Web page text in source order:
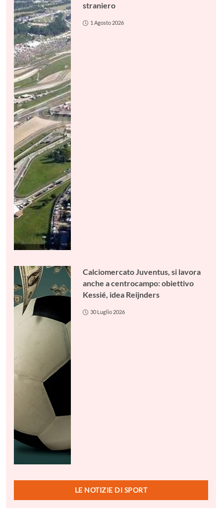
straniero
1 Agosto 2026
Calciomercato Juventus, si lavora
anche a centrocampo: obiettivo
Kessié, idea Reijnders
30 Luglio 2026
LE NOTIZIE DI SPORT